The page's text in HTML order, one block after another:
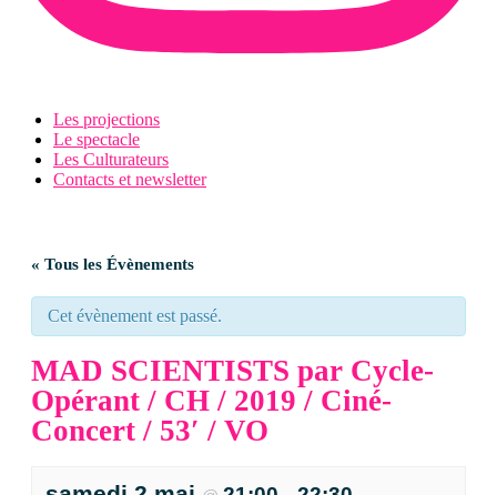
Les projections
Le spectacle
Les Culturateurs
Contacts et newsletter
« Tous les Évènements
Cet évènement est passé.
MAD SCIENTISTS par Cycle-
Opérant / CH / 2019 / Ciné-
Concert / 53′ / VO